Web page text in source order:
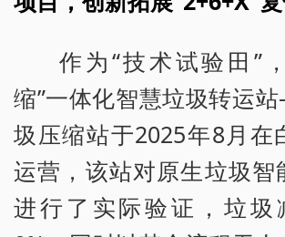
作为“技术试验田”
缩”一体化智慧垃圾转运
圾压缩站于2025年8月在
运营，该站对原生垃圾智
进行了实际验证，垃圾